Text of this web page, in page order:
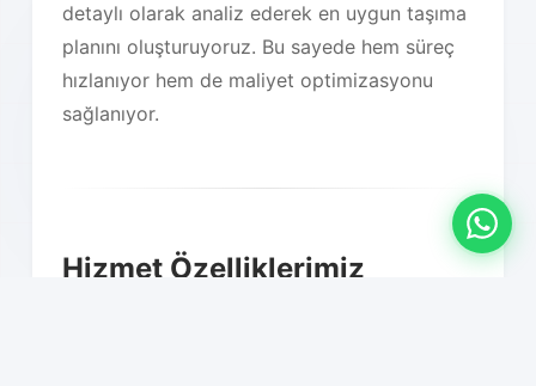
detaylı olarak analiz ederek en uygun taşıma
planını oluşturuyoruz. Bu sayede hem süreç
hızlanıyor hem de maliyet optimizasyonu
sağlanıyor.
Hizmet Özelliklerimiz